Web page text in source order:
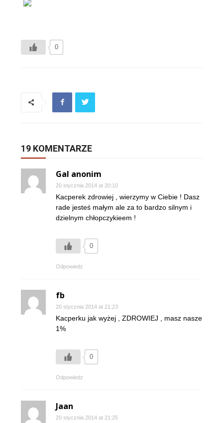
0
19 KOMENTARZE
Gal anonim
20 stycznia 2014 at 20:10
Kacperek zdrowiej , wierzymy w Ciebie ! Dasz
rade jesteś małym ale za to bardzo silnym i
dzielnym chłopczykieem !
0
Odpowiedz
fb
20 stycznia 2014 at 21:23
Kacperku jak wyżej , ZDROWIEJ , masz nasze
1%
0
Odpowiedz
Jaan
20 stycznia 2014 at 21:25